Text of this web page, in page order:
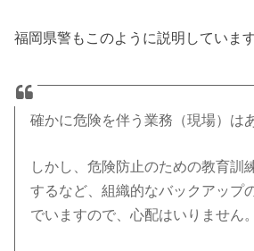
福岡県警もこのように説明しています
確かに危険を伴う業務（現場）は
しかし、危険防止のための教育訓
するなど、組織的なバックアップ
でいますので、心配はいりません。